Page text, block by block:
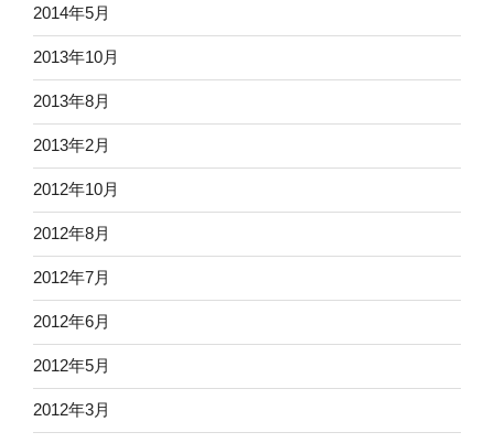
2014年5月
2013年10月
2013年8月
2013年2月
2012年10月
2012年8月
2012年7月
2012年6月
2012年5月
2012年3月